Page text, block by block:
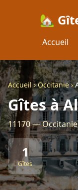
🏡
Accueil
Accueil›Occitanie›
Gîtes à
11170 — Occitanie
1
Gîtes